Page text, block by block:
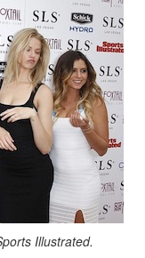
Illustrated.